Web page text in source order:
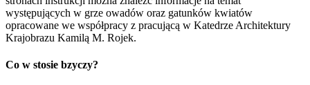
występujących w grze owadów oraz gatunków kwiatów
opracowane we współpracy z pracującą w Katedrze Architektury
Krajobrazu Kamilą M. Rojek.
Co w stosie bzyczy?